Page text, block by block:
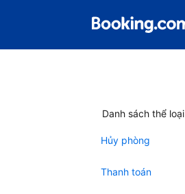
Danh sách thể loại
Hủy phòng
Thanh toán